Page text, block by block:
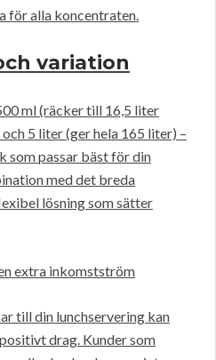
för alla koncentraten.
variation
ml (räcker till 16,5 liter
5 liter (ger hela 165 liter) –
som passar bäst för din
med det breda
lösning som sätter
extra inkomstström
till din lunchservering kan
drag. Kunder som